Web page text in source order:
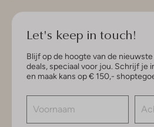
Let's keep in touch!
Blijf op de hoogte van de
deals, speciaal voor jou. Schrijf je
en maak kans op € 150,-